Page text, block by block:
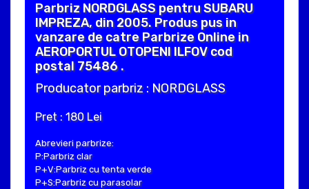
Parbriz NORDGLASS pentru SUBARU
IMPREZA, din 2005. Produs pus in
vanzare de catre Parbrize Online in
AEROPORTUL OTOPENI ILFOV cod
postal 75486 .
Producator parbriz : NORDGLASS
Pret : 180 Lei
Abrevieri parbrize:
P:Parbriz clar
P+V:Parbriz cu tenta verde
P+S:Parbriz cu parasolar